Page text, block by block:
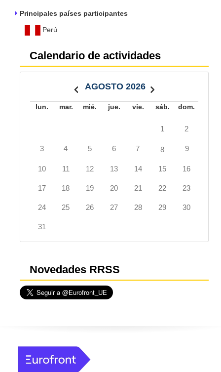
Principales países participantes
Perú
Calendario de actividades
AGOSTO 2026
lun. mar. mié. jue. vie. sáb. dom.
1 2
3 4 5 6 7 8 9
10 11 12 13 14 15 16
17 18 19 20 21 22 23
24 25 26 27 28 29 30
31
Novedades RRSS